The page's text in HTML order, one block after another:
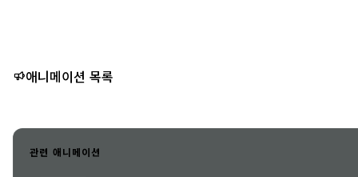
애니메이션 목록
관련 애니메이션